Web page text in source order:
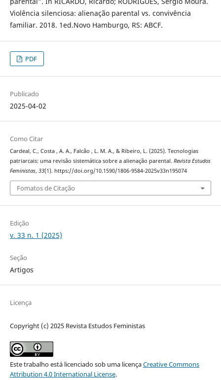
Violência silenciosa: alienação parental vs. convivência
familiar. 2018. 1ed.Novo Hamburgo, RS: ABCF.
PDF
Publicado
2025-04-02
Como Citar
Cardeal, C., Costa , A. A., Falcão , L. M. A., & Ribeiro, L. (2025). Tecnologias
patriarcais: uma revisão sistemática sobre a alienação parental. Revista Estudos
Feministas, 33(1). https://doi.org/10.1590/1806-9584-2025v33n195074
Fomatos de Citação
Edição
v. 33 n. 1 (2025)
Seção
Artigos
Licença
Copyright (c) 2025 Revista Estudos Feministas
Este trabalho está licenciado sob uma licençaCreative Commons
Attribution 4.0 International License.